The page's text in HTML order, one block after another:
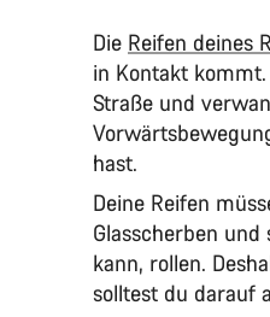
Die Reifen deines
in Kontakt
Straße und
hast.
Deine Reifen
Glasscherben
kann, rollen.
solltest du darauf